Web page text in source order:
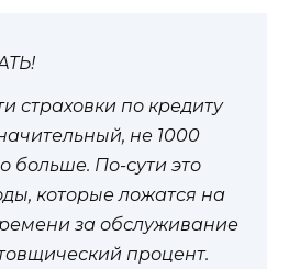
страховки по кредиту
не 1000
больше. По-сути это
которые ложатся на
за обслуживание
процент.